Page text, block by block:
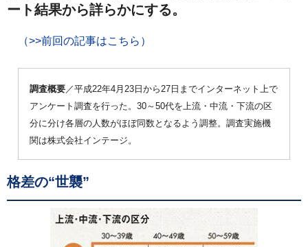
ート結果から詳らかにする。
（>>前回の記事はこちら）
調査概要 ／平成22年4月23日から27日までインターネット上で
アンケート調査を行った。30～50代を上流・中流・下流の区
分に分け各層の人数がほぼ同数となるよう調整。調査実施機
関は株式会社インテージ。
格差の“世襲”